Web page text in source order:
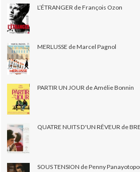
L’ÉTRANGER de François Ozon
MERLUSSE de Marcel Pagnol
PARTIR UN JOUR de Amélie Bonnin
QUATRE NUITS D'UN RÊVEUR de
SOUS TENSION de Penny